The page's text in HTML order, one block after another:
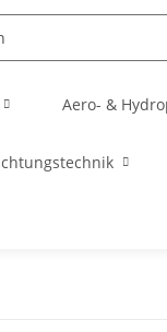
Aero- &